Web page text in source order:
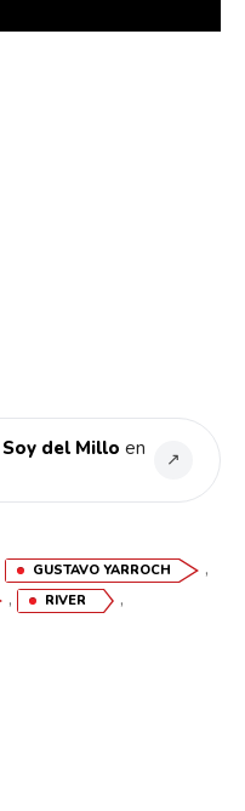
Soy del Millo en
↗
GUSTAVO YARROCH ,
, RIVER ,